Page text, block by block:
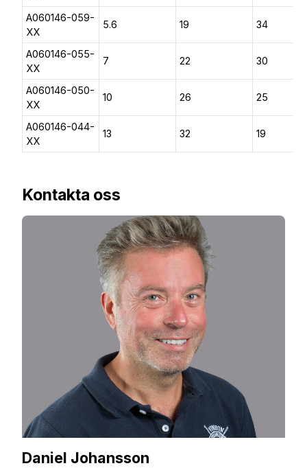
A060146-059-
XX
5.6 19 34
A060146-055-
XX
7 22 30
A060146-050-
XX
10 26 25
A060146-044-
XX
13 32 19
Kontakta oss
Daniel Johansson